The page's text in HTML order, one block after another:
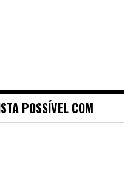
POSSÍVEL COM